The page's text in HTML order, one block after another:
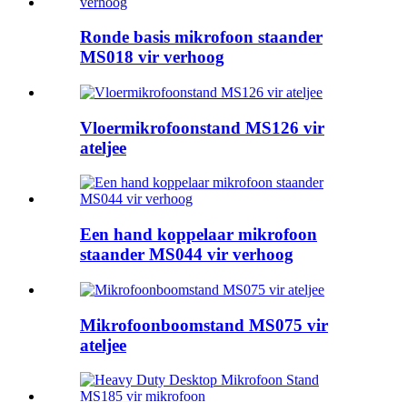
Ronde basis mikrofoon staander
MS018 vir verhoog
Vloermikrofoonstand MS126 vir
ateljee
Een hand koppelaar mikrofoon
staander MS044 vir verhoog
Mikrofoonboomstand MS075 vir
ateljee